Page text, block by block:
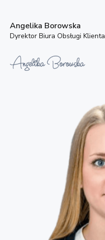
Angelika Borowska
Dyrektor Biura Obsługi Klienta